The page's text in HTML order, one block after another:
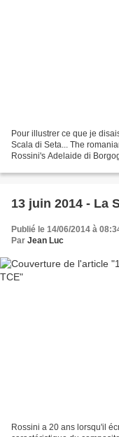
Pour illustrer ce que je
Scala di Seta... The
Rossini's Adelaide di
13 juin 2014 - La
Publié le 14/06/2014 à
Par Jean Luc
Rossini a 20 ans lorsqu'il